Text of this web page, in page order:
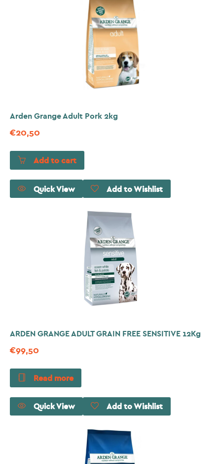
Arden Grange Adult Pork 2kg
€20,50
Add to cart
Quick View Add to Wishlist
ARDEN GRANGE ADULT GRAIN FREE SENSITIVE 12Kg
€99,50
Read more
Quick View Add to Wishlist